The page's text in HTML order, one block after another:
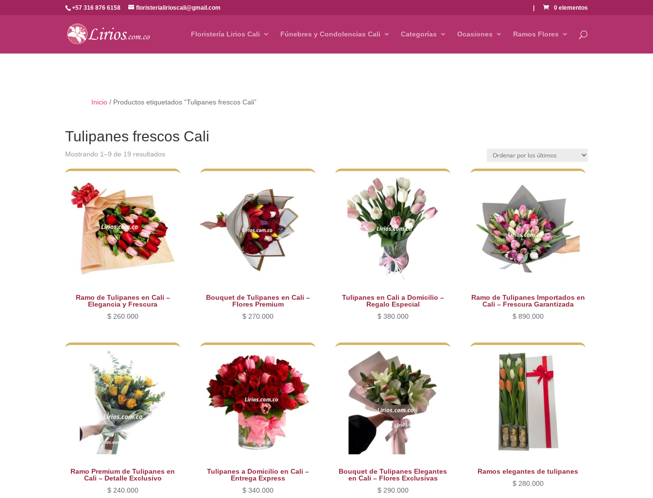
+57 316 876 6158 floristerialirioscali@gmail.com 0 elementos
Floristería Lirios Cali Fúnebres y Condolencias Cali Categorías Ocasiones Ramos Flores
Inicio / Productos etiquetados “Tulipanes frescos Cali”
Tulipanes frescos Cali
Mostrando 1–9 de 19 resultadosOrdenado
Ramo de Tulipanes en Cali –
Elegancia y Frescura
$260.000
Bouquet de Tulipanes en Cali –
Flores Premium
$270.000
Tulipanes en Cali a Domicilio –
Regalo Especial
$380.000
Ramo de Tulipanes Importados en
Cali – Frescura Garantizada
$890.000
Ramo Premium de Tulipanes en
Cali – Detalle Exclusivo
$240.000
Tulipanes a Domicilio en Cali –
Entrega Express
$340.000
Bouquet de Tulipanes Elegantes
en Cali – Flores Exclusivas
$290.000
Ramos elegantes de tulipanes
$280.000